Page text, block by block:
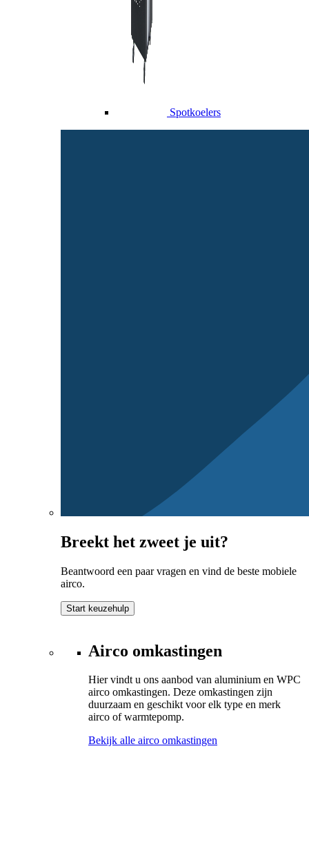
Spotkoelers
Breekt het zweet je uit?
Beantwoord een paar vragen en vind de beste mobiele
airco.
Start keuzehulp
Airco omkastingen
Hier vindt u ons aanbod van aluminium en WPC
airco omkastingen. Deze omkastingen zijn
duurzaam en geschikt voor elk type en merk
airco of warmtepomp.
Bekijk alle airco omkastingen